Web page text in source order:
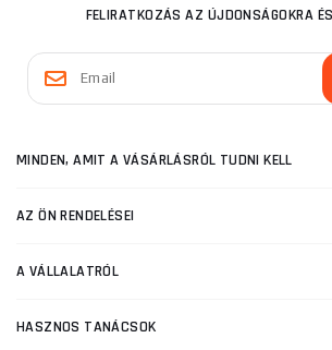
FELIRATKOZÁS AZ ÚJDONSÁGOKRA
MINDEN, AMIT A VÁSÁRLÁSRÓL TUDNI KELL
AZ ÖN RENDELÉSEI
A VÁLLALATRÓL
HASZNOS TANÁCSOK